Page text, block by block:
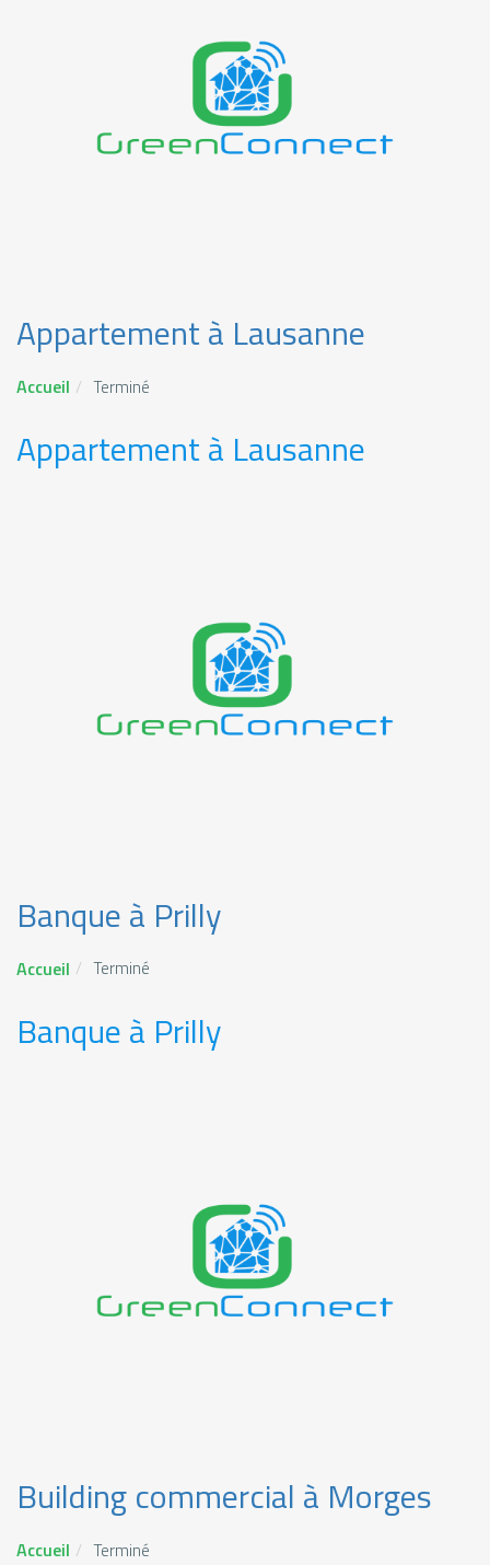
Appartement à Lausanne
Accueil Terminé
Appartement à Lausanne
Banque à Prilly
Accueil Terminé
Banque à Prilly
Building commercial à Morges
Accueil Terminé